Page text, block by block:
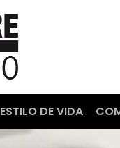
ESTILO DE VIDA